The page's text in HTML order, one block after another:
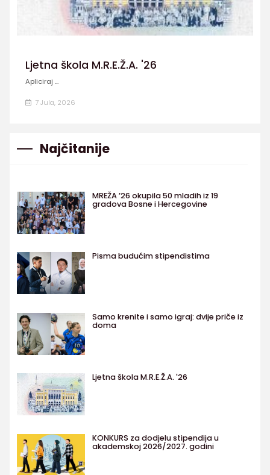
Ljetna škola M.R.E.Ž.A. '26
Apliciraj ...
7 Jula, 2026
Najčitanije
MREŽA ’26 okupila 50 mladih iz 19
gradova Bosne i Hercegovine
Pisma budućim stipendistima
Samo krenite i samo igraj: dvije priče iz
doma
Ljetna škola M.R.E.Ž.A. '26
KONKURS za dodjelu stipendija u
akademskoj 2026/2027. godini